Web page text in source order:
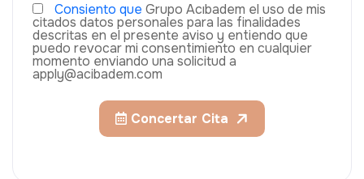
Consiento que Grupo Acıbadem el uso de mis
citados datos personales para las finalidades
descritas en el presente aviso y entiendo que
puedo revocar mi consentimiento en cualquier
momento enviando una solicitud a
apply@acibadem.com
Concertar Cita